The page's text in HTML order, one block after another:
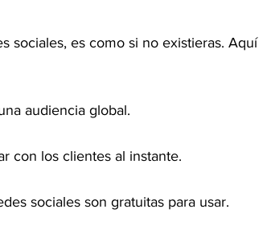
sociales, es como si no existieras. Aquí
audiencia global.
con los clientes al instante.
sociales son gratuitas para usar.